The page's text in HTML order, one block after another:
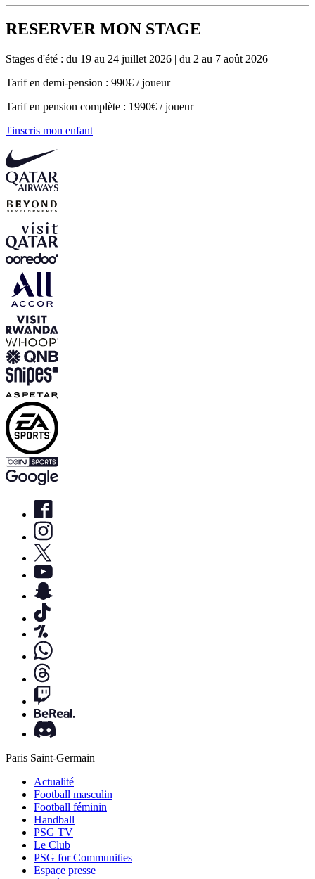
RESERVER MON STAGE
Stages d'été : du 19 au 24 juillet 2026 | du 2 au 7 août 2026
Tarif en demi-pension : 990€ / joueur
Tarif en pension complète : 1990€ / joueur
J'inscris mon enfant
Paris Saint-Germain
Actualité
Football masculin
Football féminin
Handball
PSG TV
Le Club
PSG for Communities
Espace presse